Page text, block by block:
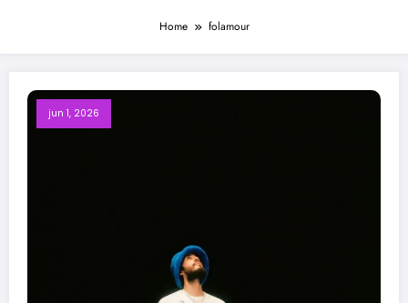
Home folamour
jun 1, 2026